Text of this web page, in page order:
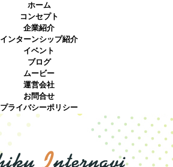
ホーム
コンセプト
企業紹介
インターンシップ紹介
イベント
ブログ
ムービー
運営会社
お問合せ
プライバシーポリシー